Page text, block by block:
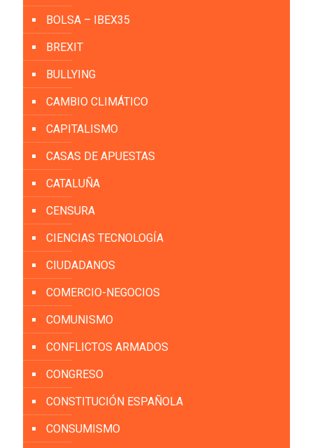
BOLSA – IBEX35
BREXIT
BULLYING
CAMBIO CLIMÁTICO
CAPITALISMO
CASAS DE APUESTAS
CATALUÑA
CENSURA
CIENCIAS TECNOLOGÍA
CIUDADANOS
COMERCIO-NEGOCIOS
COMUNISMO
CONFLICTOS ARMADOS
CONGRESO
CONSTITUCIÓN ESPAÑOLA
CONSUMISMO